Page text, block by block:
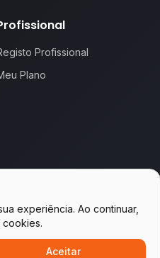
experiência. Ao continuar,
Aceitar
Profissional
Plano
& Serviços